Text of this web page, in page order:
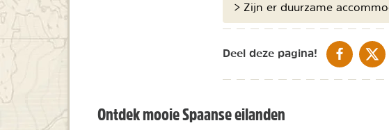
> Zijn er duurzame
Deel deze pagina! DELEN OP
Ontdek mooie Spaanse eilanden